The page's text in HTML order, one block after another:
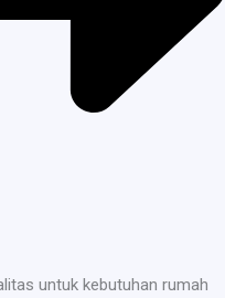
untuk kebutuhan rumah